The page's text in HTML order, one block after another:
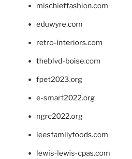
mischieffashion.com
eduwyre.com
retro-interiors.com
theblvd-boise.com
fpet2023.org
e-smart2022.org
ngrc2022.org
leesfamilyfoods.com
lewis-lewis-cpas.com